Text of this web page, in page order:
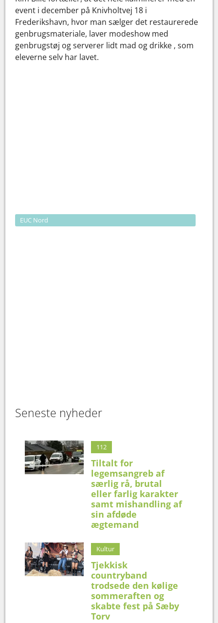
event i december på Knivholtvej 18 i
Frederikshavn, hvor man sælger det restaurerede
genbrugsmateriale, laver modeshow med
genbrugstøj og serverer lidt mad og drikke , som
eleverne selv har lavet.
EUC Nord
Seneste nyheder
112
Tiltalt for
legemsangreb af
særlig rå, brutal
eller farlig karakter
samt mishandling af
sin afdøde
ægtemand
Kultur
Tjekkisk
countryband
trodsede den kølige
sommeraften og
skabte fest på Sæby
Torv